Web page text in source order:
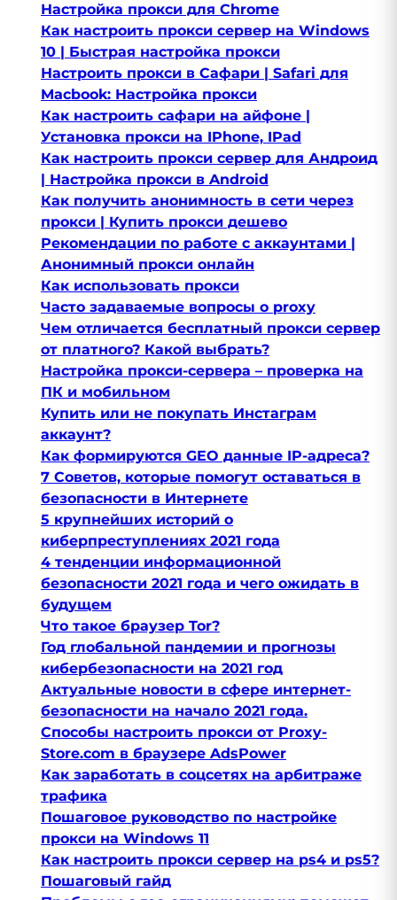
Настройка прокси для Сhrome
Как настроить прокси сервер на Windows
10 | Быстрая настройка прокси
Настроить прокси в Сафари | Safari для
Macbook: Настройка прокси
Как настроить сафари на айфоне |
Установка прокси на IPhone, IPad
Как настроить прокси сервер для Андроид
| Настройка прокси в Android
Как получить анонимность в сети через
прокси | Купить прокси дешево
Рекомендации по работе с аккаунтами |
Анонимный прокси онлайн
Как использовать прокси
Часто задаваемые вопросы о proxy
Чем отличается бесплатный прокси сервер
от платного? Какой выбрать?
Настройка прокси-сервера – проверка на
ПК и мобильном
Купить или не покупать Инстаграм
аккаунт?
Как формируются GEO данные IP-адреса?
7 Советов, которые помогут оставаться в
безопасности в Интернете
5 крупнейших историй о
киберпреступлениях 2021 года
4 тенденции информационной
безопасности 2021 года и чего ожидать в
будущем
Что такое браузер Tor?
Год глобальной пандемии и прогнозы
кибербезопасности на 2021 год
Актуальные новости в сфере интернет-
безопасности на начало 2021 года.
Способы настроить прокси от Proxy-
Store.com в браузере AdsPower
Как заработать в соцсетях на арбитраже
трафика
Пошаговое руководство по настройке
прокси на Windows 11
Как настроить прокси сервер на ps4 и ps5?
Пошаговый гайд